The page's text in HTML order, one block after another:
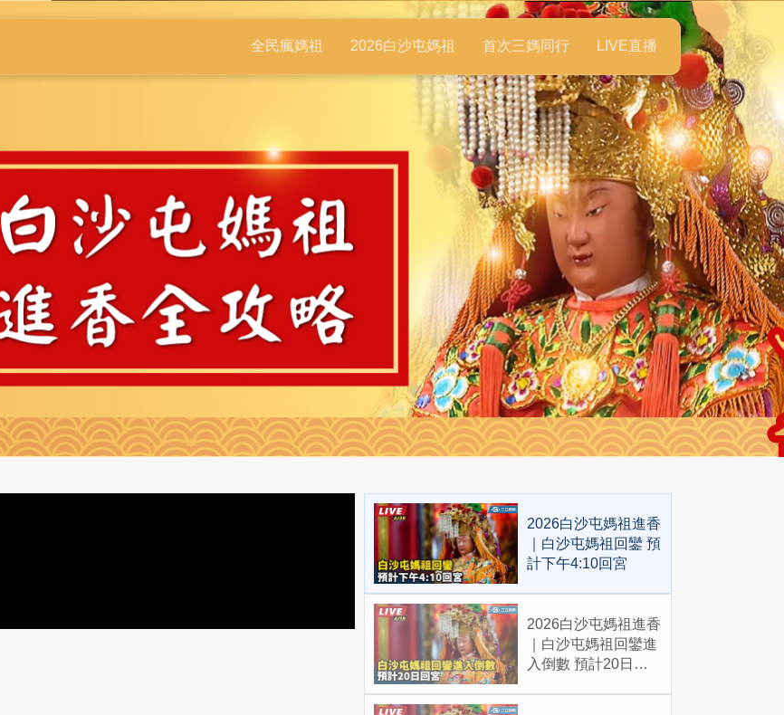
全民瘋媽祖 2026白沙屯媽祖 首次三媽同行 LIVE直播
2026白沙屯媽祖進香
｜白沙屯媽祖回鑾 預
計下午4:10回宮
2026白沙屯媽祖進香
｜白沙屯媽祖回鑾進
入倒數 預計20日回